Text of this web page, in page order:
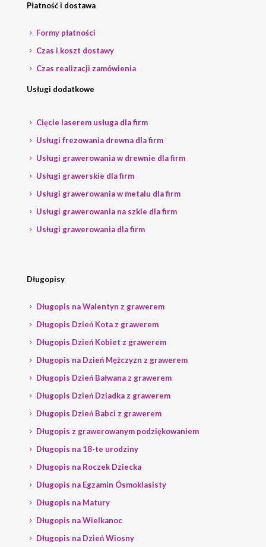
Płatność i dostawa
Formy płatności
Czas i koszt dostawy
Czas realizacji zamówienia
Usługi dodatkowe
Cięcie laserem usługa dla firm
Usługi frezowania drewna dla firm
Usługi grawerowania w drewnie dla firm
Usługi grawerskie dla firm
Usługi grawerowania w metalu dla firm
Usługi grawerowania na szkle dla firm
Usługi grawerowania dla firm
Długopisy
Długopis na Walentyn z grawerem
Długopis Dzień Kota z grawerem
Długopis Dzień Kobiet z grawerem
Długopis na Dzień Mężczyzn z grawerem
Długopis Dzień Bałwana z grawerem
Długopis Dzień Dziadka z grawerem
Długopis Dzień Babci z grawerem
Długopis z grawerowanym podziękowaniem
Długopis na 18-te urodziny
Długopis na Roczek Dziecka
Długopis na Egzamin Ósmoklasisty
Długopis na Matury
Długopis na Wielkanoc
Długopis na Dzień Wiosny